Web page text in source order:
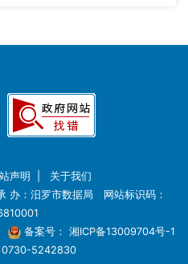
声明
关于我们
办：汨罗市数据局 网站标识码：
备案号： 湘ICP备13009704号-1
5242830